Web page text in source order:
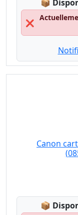
📦
❌
Canon
📦